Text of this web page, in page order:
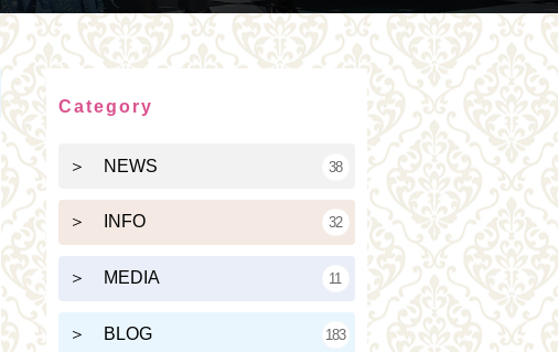
Category
＞ NEWS 38
＞ INFO 32
＞ MEDIA 11
＞ BLOG 183